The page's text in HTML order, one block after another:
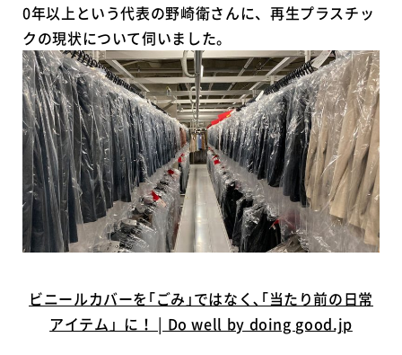
0年以上という代表の野崎衛さんに、再生プラスチッ
クの現状について伺いました。
ビニールカバーを｢ごみ｣ではなく､｢当たり前の日常
アイテム」に！ | Do well by doing good.jp